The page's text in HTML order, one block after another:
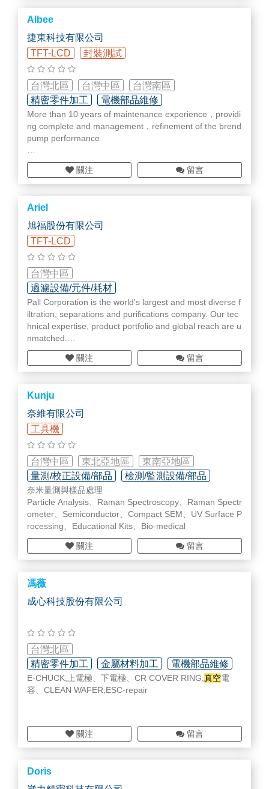
系列)、鈦合金等等，或依客戶提供料件代工。
擁有研發與製作團隊，豐厚的技術經驗與能量，站在客戶
需求與成本角度，提供全方位的專業服務！
Albee
捷東科技有限公司
TFT-LCD
封裝測試
台灣北區 台灣中區
台灣南區
精密零件加工
電機部品維修
幫浦/真空部品/維修
More than 10 years of maintenance experience，providi
ng complete and management，refinement of the brend
pump performance
Good maintenance technology team
Maintenance test center
Good service quality
Technical support
Problem
1.專業維修真空
2.電控及電路，控制器，P/S維修及改善
3.電子加工零件
4.機構改造及設計
關注 留言
Ariel
旭福股份有限公司
TFT-LCD
台灣中區
過濾設備/元件/耗材
Pall Corporation is the world's largest and most diverse f
iltration, separations and purifications company. Our tec
hnical expertise, product portfolio and global reach are u
nmatched.
Pall Corporation is a filtration, separation and purification
leader providing solutions to meet the critical fluid mana
gement needs of customers across the broad spectrum
of life sciences and industry. Pall works with customers t
o advance health, safety and environmentally responsibl
e technologies. The Company's engineered products en
able process and product innovation and minimize emis
sions and waste.
關注 留言
Kunju
奈維有限公司
工具機
台灣中區 東北亞地區
東南亞地區
歐洲地區
量測/校正設備/部品 檢測/監測設備/部品
奈米量測與樣品處理
Particle Analysis、Raman Spectroscopy、Raman Spectr
ometer、Semiconductor、Compact SEM、UV Surface P
rocessing、Educational Kits、Bio-medical
關注 留言
馮薇
成心科技股份有限公司
台灣北區
精密零件加工
金屬材料加工 電機部品維修
E-CHUCK,上電極、下電極、CR COVER RING,真空電
容、CLEAN WAFER,ESC-repair
關注 留言
Doris